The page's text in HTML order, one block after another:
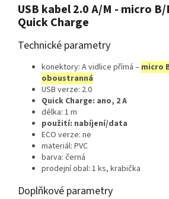
USB kabel 2.0 A/M - micro
Quick Charge
Technické parametry
konektory: A vidlice přímá – micro
oboustranná
USB verze: 2.0
Quick Charge: ano, 2 A
délka: 1 m
použití: nabíjení/data
ECO verze: ne
materiál: PVC
barva: černá
prodejní obal: 1 ks, krabička
Doplňkové parametry